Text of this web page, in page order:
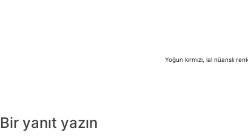
Yoğun kırmızı, lal nüanslı
Bir yanıt yazın